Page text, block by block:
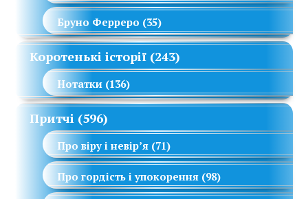
Бруно Ферреро (35)
Коротенькі історії (243)
Нотатки (136)
Притчі (596)
Про віру і невір’я (71)
Про гордість і упокорення (98)